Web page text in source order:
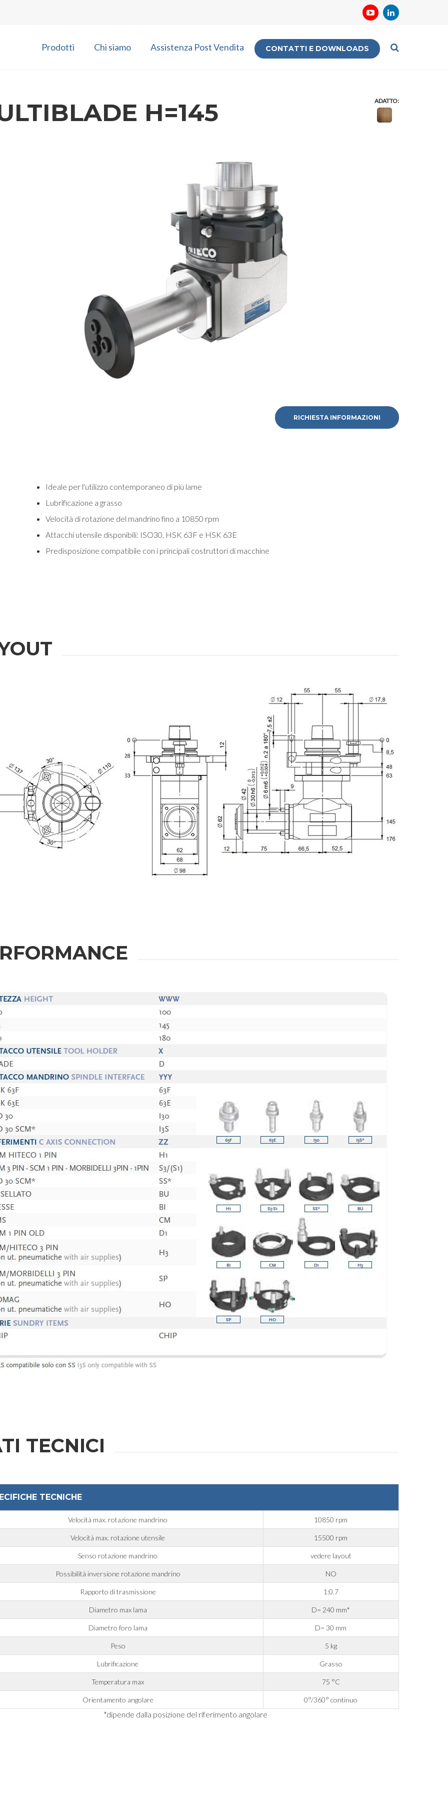
Prodotti Chi siamo Assistenza Post Vendita CONTATTI E DOWNLOADS
Regione
Messaggio
applicabile
Privacy Policy.
e/o soggetti terzi esterni al gruppo, quali operatori del settore per le loro attività di marketing.
tua richiesta.
H=145 ADATTO:
RICHIESTA INFORMAZIONI
Ideale per l'utilizzo contemporaneo di più lame
Lubrificazione a grasso
Velocità di rotazione del mandrino fino a 10850 rpm
Attacchi utensile disponibili: ISO30, HSK 63F e HSK 63E
Predisposizione compatibile con i principali costruttori di macchine
TECNICI
TECNICHE
Velocità max. rotazione mandrino 10850 rpm
Velocità max. rotazione utensile 15500 rpm
Senso rotazione mandrino vedere layout
Possibilità inversione rotazione mandrino NO
Rapporto di trasmissione 1:0.7
Diametro max lama D= 240 mm*
Diametro foro lama D= 30 mm
Peso 5 kg
Lubrificazione Grasso
Temperatura max 75 °C
Orientamento angolare 0°/360° continuo
*dipende dalla posizione del riferimento angolare